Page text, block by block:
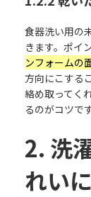
食器洗い用の
きます。ポイ
ンフォームの
方向にこする
絡め取ってく
るのがコツです
2. 洗
れい